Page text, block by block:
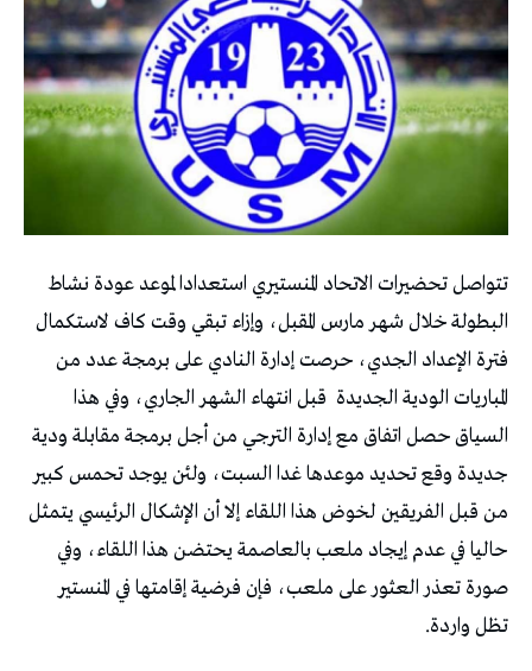
تتواصل تحضيرات الاتحاد المنستيري استعدادا لموعد عودة نشاط
البطولة خلال شهر مارس المقبل، وإزاء تبقي وقت كاف لاستكمال
فترة الإعداد الجدي، حرصت إدارة النادي على برمجة عدد من
المباريات الودية الجديدة قبل انتهاء الشهر الجاري، وفي هذا
السياق حصل اتفاق مع إدارة الترجي من أجل برمجة مقابلة ودية
جديدة وقع تحديد موعدها غدا السبت، ولئن يوجد تحمس كبير
من قبل الفريقين لخوض هذا اللقاء إلا أن الإشكال الرئيسي يتمثل
حاليا في عدم إيجاد ملعب بالعاصمة يحتضن هذا اللقاء، وفي
صورة تعذر العثور على ملعب، فإن فرضية إقامتها في المنستير
تظل واردة.